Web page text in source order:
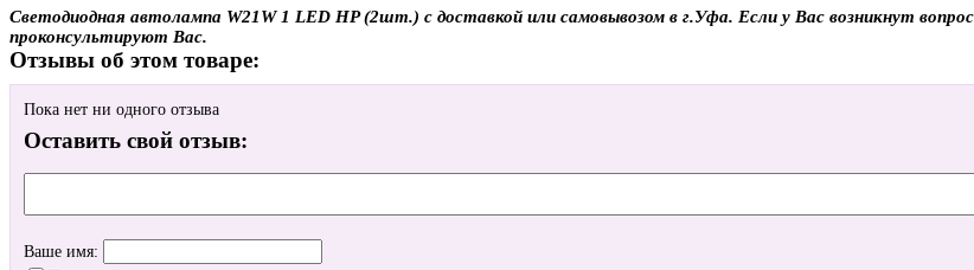
Светодиодная автолампа W21W 1 LED HP (2шт.) с доставкой или самовывозом в г.Уфа. Если у Вас возникнут
проконсультируют Вас.
Отзывы об этом товаре:
Пока нет ни одного отзыва
Оставить свой отзыв:
Ваше имя: